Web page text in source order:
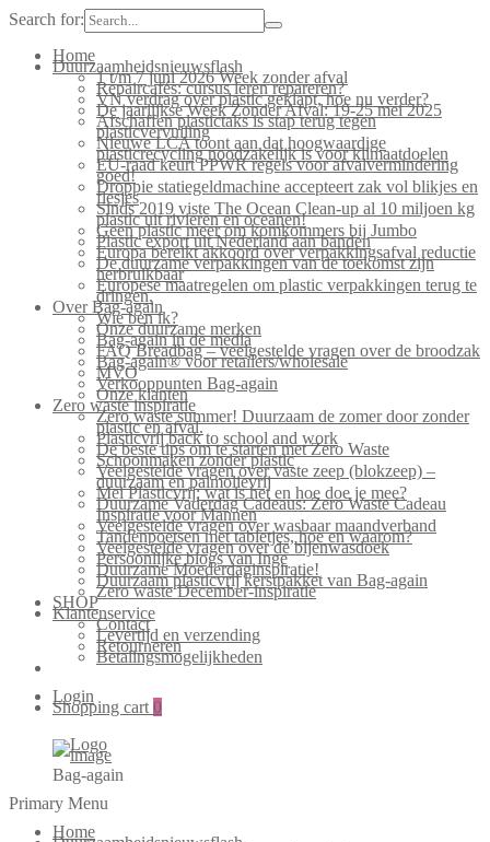
Search for:
Home
Duurzaamheidsnieuwsflash
1 t/m 7 juni 2026 Week zonder afval
Repaircafés: cursus leren repareren?
VN verdrag over plastic geklapt, hoe nu verder?
De jaarlijkse Week Zonder Afval: 19-25 mei 2025
Afschaffen plastictaks is stap terug tegen
plasticvervuiling
Nieuwe LCA toont aan dat hoogwaardige
plasticrecycling noodzakelijk is voor klimaatdoelen
EU-raad keurt PPWR regels voor afvalvermindering
goed!
Droppie statiegeldmachine accepteert zak vol blikjes en
flesjes
Sinds 2019 viste The Ocean Clean-up al 10 miljoen kg
plastic uit rivieren en oceanen!
Geen plastic meer om komkommers bij Jumbo
Plastic export uit Nederland aan banden
Europa bereikt akkoord over verpakkingsafval reductie
De duurzame verpakkingen van de toekomst zijn
herbruikbaar
Europese maatregelen om plastic verpakkingen terug te
dringen.
Over Bag-again
Wie ben ik?
Onze duurzame merken
Bag-again in de media
FAQ Breadbag – veelgestelde vragen over de broodzak
Bag-again® voor retailers/wholesale
MVO
Verkooppunten Bag-again
Onze klanten
Zero waste inspiratie
Zero waste summer! Duurzaam de zomer door zonder
plastic en afval.
Plasticvrij back to school and work
De beste tips om te starten met Zero Waste
Schoonmaken zonder plastic
Veelgestelde vragen over vaste zeep (blokzeep) –
duurzaam en palmolievrij
Mei Plasticvrij: wat is het en hoe doe je mee?
Duurzame Vaderdag Cadeaus: Zero Waste Cadeau
Inspiratie voor Mannen
Veelgestelde vragen over wasbaar maandverband
Tandenpoetsen met tabletjes, hoe en waarom?
Veelgestelde vragen over de bijenwasdoek
Persoonlijke blogs van Inge
Duurzame Moederdaginspiratie!
Duurzaam plasticvrij kerstpakket van Bag-again
Zero waste December-inspiratie
SHOP
Klantenservice
Contact
Levertijd en verzending
Retourneren
Betalingsmogelijkheden
Login
Shopping cart 0
Bag-again
Primary Menu
Home